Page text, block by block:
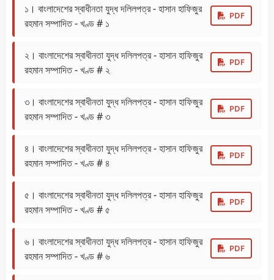
১। বাংলাদেশের স্বাধীনতা যুদ্ধ দলিলপত্র - হাসান হাফিজুর
রহমান সম্পাদিত - খণ্ড # ১
PDF
২। বাংলাদেশের স্বাধীনতা যুদ্ধ দলিলপত্র - হাসান হাফিজুর
রহমান সম্পাদিত - খণ্ড # ২
PDF
৩। বাংলাদেশের স্বাধীনতা যুদ্ধ দলিলপত্র - হাসান হাফিজুর
রহমান সম্পাদিত - খণ্ড # ৩
PDF
৪। বাংলাদেশের স্বাধীনতা যুদ্ধ দলিলপত্র - হাসান হাফিজুর
রহমান সম্পাদিত - খণ্ড # ৪
PDF
৫। বাংলাদেশের স্বাধীনতা যুদ্ধ দলিলপত্র - হাসান হাফিজুর
রহমান সম্পাদিত - খণ্ড # ৫
PDF
৬। বাংলাদেশের স্বাধীনতা যুদ্ধ দলিলপত্র - হাসান হাফিজুর
রহমান সম্পাদিত - খণ্ড # ৬
PDF